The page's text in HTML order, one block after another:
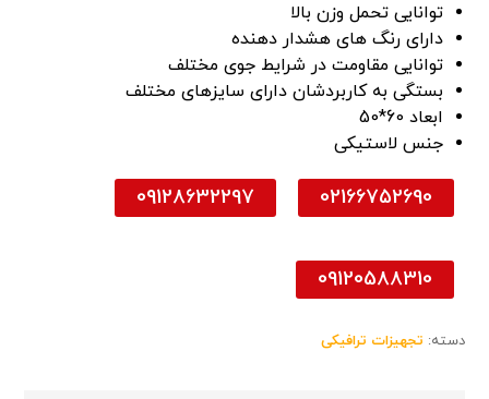
توانایی تحمل وزن بالا
دارای رنگ های هشدار دهنده
توانایی مقاومت در شرایط جوی مختلف
بستگی به کاربردشان دارای سایزهای مختلف
ابعاد 60*50
جنس لاستیکی
02166752690
09128632297
09120588310
دسته: تجهیزات ترافیکی